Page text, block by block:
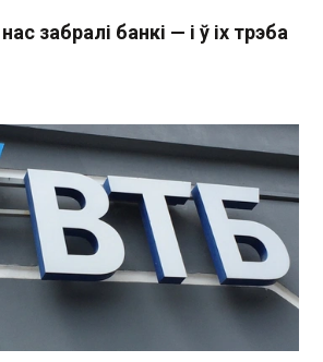
забралі банкі — і ў іх трэба